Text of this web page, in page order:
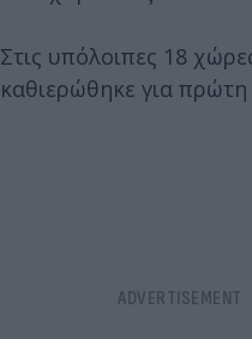
Στις υπόλοιπες 18
καθιερώθηκε για